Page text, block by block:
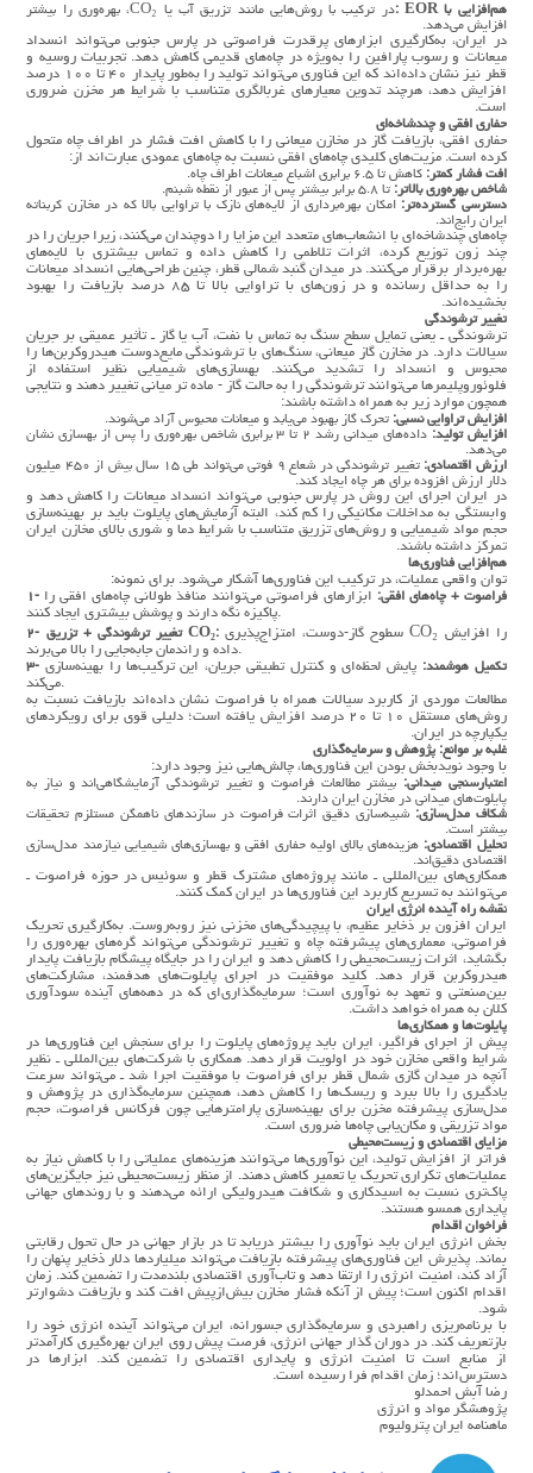
هم‌افزایی باEOR
:
در ترکیب با روش‌هایی مانند تزریق آب یا CO₂، بهره‌وری را بیشتر
افزایش می‌دهد.
در ایران، به‌کارگیری ابزارهای پرقدرت فراصوتی در پارس جنوبی می‌تواند انسداد
میعانات و رسوب پارافین را به‌ویژه در چاه‌های قدیمی کاهش دهد. تجربیات روسیه و
قطر نیز نشان داده‌اند که این فناوری می‌تواند تولید را به‌طور پایدار ۴۰ تا ۱۰۰ درصد
افزایش دهد، هرچند تدوین معیارهای غربالگری متناسب با شرایط هر مخزن ضروری
است.
حفاری افقی و چندشاخه‌ای
حفاری افقی، بازیافت گاز در مخازن میعانی را با کاهش افت فشار در اطراف چاه متحول
کرده است. مزیت‌های کلیدی چاه‌های افقی نسبت به چاه‌های عمودی عبارت‌اند از:
افت فشار کمتر: کاهش تا ۶.۵ برابری اشباع میعانات اطراف چاه.
شاخص بهره‌وری بالاتر: تا ۵.۸ برابر بیشتر پس از عبور از نقطه شبنم.
دسترسی گسترده‌تر : امکان بهره‌برداری از لایه‌های نازک با تراوایی بالا که در مخازن کربناته
ایران رایج‌اند.
چاه‌های چندشاخه‌ای با انشعاب‌های متعدد این مزایا را دوچندان می‌کنند، زیرا جریان را در
چند زون توزیع کرده، اثرات تلاطمی را کاهش داده و تماس بیشتری با لایه‌های
بهره‌بردار برقرار می‌کنند. در میدان گنبد شمالی قطر، چنین طراحی‌هایی انسداد میعانات
را به حداقل رسانده و در زون‌های با تراوایی بالا تا ۸۵ درصد بازیافت را بهبود
بخشیده‌اند.
تغییر ترشوندگی
ترشوندگی ـ یعنی تمایل سطح سنگ به تماس با نفت، آب یا گاز ـ تأثیر عمیقی بر جریان
سیالات دارد. در مخازن گاز میعانی، سنگ‌های با ترشوندگی مایع‌دوست هیدروکربن‌ها را
محبوس و انسداد را تشدید می‌کنند. بهسازی‌های شیمیایی نظیر استفاده از
فلوئوروپلیمرها می‌توانند ترشوندگی را به حالت گاز - ماده‌ تر میانی تغییر دهند و نتایجی
همچون موارد زیر به همراه داشته باشند:
افزایش تراوایی نسبی: تحرک گاز بهبود می‌یابد و میعانات محبوس آزاد می‌شوند.
افزایش تولید:
داده‌های میدانی رشد ۲ تا ۳ برابری شاخص بهره‌وری را پس از بهسازی نشان
می‌دهد.
ارزش اقتصادی:
تغییر ترشوندگی در شعاع ۹ فوتی می‌تواند طی ۱۵ سال بیش از ۴۵۰ میلیون
دلار ارزش افزوده برای هر چاه ایجاد کند.
در ایران اجرای این روش در پارس جنوبی می‌تواند انسداد میعانات را کاهش دهد و
وابستگی به مداخلات مکانیکی را کم کند، البته آزمایش‌های پایلوت باید بر بهینه‌سازی
حجم مواد شیمیایی و روش‌های تزریق متناسب با شرایط دما و شوری بالای مخازن ایران
تمرکز داشته باشند.
هم‌افزایی فناوری‌ها
توان واقعی عملیات، در ترکیب این فناوری‌ها آشکار می‌شود. برای نمونه:
۱- فراصوت + چاه‌های افقی: ابزارهای فراصوتی می‌توانند منافذ طولانی چاه‌های افقی را
پاکیزه نگه دارند و پوشش بیشتری ایجاد کنند.
۲- تغییر ترشوندگی + تزریقCO₂:سطوح گاز-دوست، امتزاج‌پذیری CO₂ را افزایش
داده و راندمان جابه‌جایی را بالا می‌برند.
۳- تکمیل هوشمند: پایش لحظه‌ای و کنترل تطبیقی جریان، این ترکیب‌ها را بهینه‌سازی
می‌کند.
مطالعات موردی از کاربرد سیالات همراه با فراصوت نشان داده‌اند بازیافت نسبت به
روش‌های مستقل ۱۰ تا ۲۰ درصد افزایش یافته است؛ دلیلی قوی برای رویکردهای
یکپارچه در ایران.
غلبه بر موانع: پژوهش و سرمایه‌گذاری
با وجود نویدبخش بودن این فناوری‌ها، چالش‌هایی نیز وجود دارد:
اعتبارسنجی میدانی: بیشتر مطالعات فراصوت و تغییر ترشوندگی آزمایشگاهی‌اند و نیاز به
پایلوت‌های میدانی در مخازن ایران دارند.
شکاف مدل‌سازی: شبیه‌سازی دقیق اثرات فراصوت در سازندهای ناهمگن مستلزم تحقیقات
بیشتر است.
تحلیل اقتصادی: هزینه‌های بالای اولیه حفاری افقی و بهسازی‌های شیمیایی نیازمند مدل‌سازی
اقتصادی دقیق‌اند.
همکاری‌های بین‌المللی ـ مانند پروژه‌های مشترک قطر و سوئیس در حوزه فراصوت ـ
می‌توانند به تسریع کاربرد این فناوری‌ها در ایران کمک کنند.
نقشه راه آینده انرژی ایران
ایران افزون بر ذخایر عظیم، با پیچیدگی‌های مخزنی نیز روبه‌روست. به‌کارگیری تحریک
فراصوتی، معماری‌های پیشرفته چاه و تغییر ترشوندگی می‌تواند گره‌های بهره‌وری را
بگشاید، اثرات زیست‌محیطی را کاهش دهد و ایران را در جایگاه پیشگام بازیافت پایدار
هیدروکربن قرار دهد. کلید موفقیت در اجرای پایلوت‌های هدفمند، مشارکت‌های
بین‌صنعتی و تعهد به نوآوری است؛ سرمایه‌گذاری‌ای که در دهه‌های آینده سودآوری
کلان به همراه خواهد داشت.
پایلوت‌ها و همکاری‌ها
پیش از اجرای فراگیر، ایران باید پروژه‌های پایلوت را برای سنجش این فناوری‌ها در
شرایط واقعی مخازن خود در اولویت قرار دهد. همکاری با شرکت‌های بین‌المللی ـ نظیر
آنچه در میدان گازی شمال قطر برای فراصوت با موفقیت اجرا شد ـ می‌تواند سرعت
یادگیری را بالا ببرد و ریسک‌ها را کاهش دهد، همچنین سرمایه‌گذاری در پژوهش و
مدل‌سازی پیشرفته مخزن برای بهینه‌سازی پارامترهایی چون فرکانس فراصوت، حجم
مواد تزریقی و مکان‌یابی چاه‌ها ضروری است.
مزایای اقتصادی و زیست‌محیطی
فراتر از افزایش تولید، این نوآوری‌ها می‌توانند هزینه‌های عملیاتی را با کاهش نیاز به
عملیات‌های تکراری تحریک یا تعمیر کاهش دهند. از منظر زیست‌محیطی نیز جایگزین‌های
پاک‌تری نسبت به اسیدکاری و شکافت هیدرولیکی ارائه می‌دهند و با روندهای جهانی
پایداری همسو هستند.
فراخوان اقدام
بخش انرژی ایران باید نوآوری را بیشتر دریابد تا در بازار جهانی در حال تحول رقابتی
بماند. پذیرش این فناوری‌های پیشرفته بازیافت می‌تواند میلیاردها دلار ذخایر پنهان را
آزاد کند، امنیت انرژی را ارتقا دهد و تاب‌آوری اقتصادی بلندمدت را تضمین کند. زمان
اقدام اکنون است؛ پیش از آنکه فشار مخازن بیش‌ازپیش افت کند و بازیافت دشوارتر
شود.
با برنامه‌ریزی راهبردی و سرمایه‌گذاری جسورانه، ایران می‌تواند آینده انرژی خود را
بازتعریف کند. در دوران گذار جهانی انرژی، فرصت پیش روی ایران بهره‌گیری کارآمدتر
از منابع است تا امنیت انرژی و پایداری اقتصادی را تضمین کند. ابزارها در
دسترس‌اند؛ زمان اقدام فرا رسیده است.
رضا آبش احمدلو
پژوهشگر مواد و انرژی
ماهنامه ایران پترولیوم